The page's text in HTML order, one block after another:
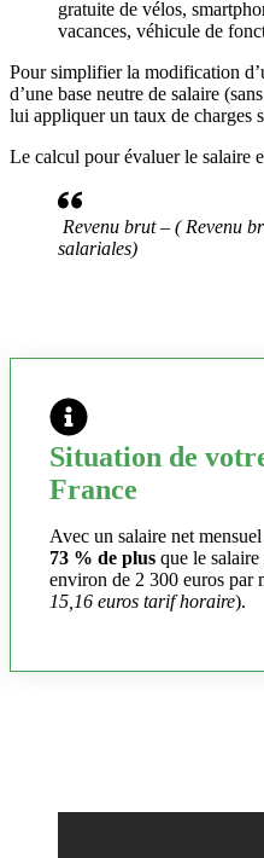
gratuite de vélos,
vacances, véhicule de
Pour simplifier la modification
d’une base neutre de salaire
lui appliquer un taux de charges
Le calcul pour évaluer le salaire
Revenu brut – ( Revenu
salariales)
Situation de
France
Avec un salaire net
73 % de plus que le
environ de 2 300 euros par
15,16 euros tarif horaire).